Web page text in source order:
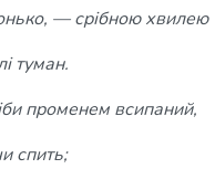
— срібною хвилею
туман.
променем всипаний,
спить;